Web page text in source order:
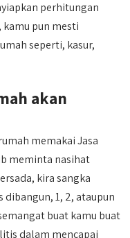
perhitungan
kamu pun mesti
seperti, kasur,
akan
memakai Jasa
meminta nasihat
kira sangka
1, 2, ataupun
buat kamu buat
dalam mencapai